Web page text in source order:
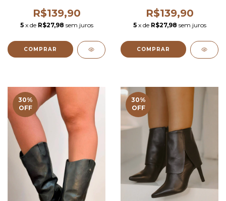
R$139,90
5 x de R$27,98 sem juros
COMPRAR
R$139,90
5 x de R$27,98 sem juros
COMPRAR
30%
OFF
30%
OFF